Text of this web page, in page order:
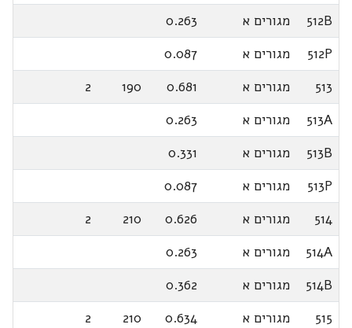
512B
מגורים א
0.263
512P
מגורים א
0.087
513
מגורים א 0.681
190
2
513A
מגורים א
0.263
513B
מגורים א
0.331
513P
מגורים א
0.087
514
מגורים א 0.626
210
2
514A
מגורים א
0.263
514B
מגורים א
0.362
515
מגורים א 0.634
210
2